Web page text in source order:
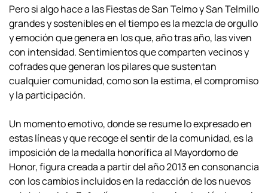
Pero si algo hace a las Fiestas de San Telmo y San Telmillo
grandes ysostenibles en el tiempo es la mezcla de orgullo
y emoción que genera en los que, añotras año, las viven
con intensidad. Sentimientos que comparten vecinos y
cofradesque generan los pilares que sustentan
cualquier comunidad, como son la estima, elcompromiso
y la participación.
Un momento emotivo, donde se resume lo expresado en
estas líneas y querecoge el sentir de la comunidad, es la
imposición de la medalla honorífica al Mayordomo de
Honor, figura creada a partir del año 2013 en consonancia
con loscambios incluidos en la redacción de los nuevos